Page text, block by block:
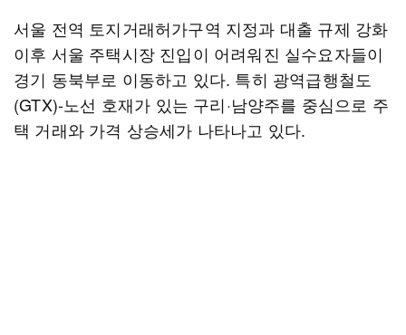
서울 전역 토지거래허가구역 지정과 대출 규제 강화
이후 서울 주택시장 진입이 어려워진 실수요자들이
경기 동북부로 이동하고 있다. 특히 광역급행철도
(GTX)-노선 호재가 있는 구리·남양주를 중심으로 주
택 거래와 가격 상승세가 나타나고 있다.